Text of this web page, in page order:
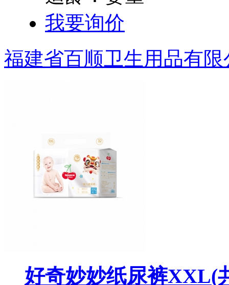
我要询价
福建省百顺卫生用品有限
好奇妙妙纸尿裤XXL(